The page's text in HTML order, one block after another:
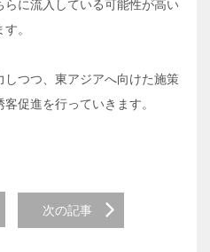
に流入している可能性が高い
。
つつ、東アジアへ向けた施策
促進を行っていきます。
次の記事